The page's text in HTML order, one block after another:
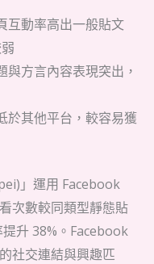
互動率高出一般貼文
與方言內容表現突出，
於其他平台，較容易獲
」運用 Facebook
次數較同類型靜態貼
升 38%。Facebook
社交連結與興趣匹